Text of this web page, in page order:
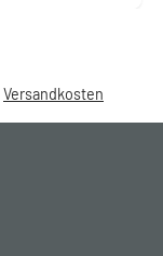
Versandkosten